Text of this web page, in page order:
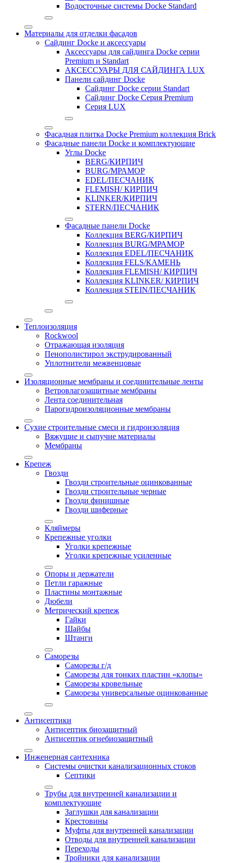
Водосточные системы Docke Standard
Материалы для отделки фасадов
Сайдинг Docke и аксессуары
Аксессуары для сайдинга Docke серии
Premium и Standart
АКСЕССУАРЫ ДЛЯ САЙДИНГА LUX
Панели сайдинг Docke
Cайдинг Docke серии Standart
Сайдинг Docke Серия Premium
Серия LUX
Фасадная плитка Docke Premium коллекция Brick
Фасадные панели Docke и комплектующие
Углы Docke
BERG/КИРПИЧ
BURG/МРАМОР
EDEL/ПЕСЧАНИК
FLEMISH/ КИРПИЧ
KLINKER/КИРПИЧ
STERN/ПЕСЧАНИК
Фасадные панели Docke
Коллекция BERG/КИРПИЧ
Коллекция BURG/МРАМОР
Коллекция EDEL/ПЕСЧАНИК
Коллекция FELS/КАМЕНЬ
Коллекция FLEMISH/ КИРПИЧ
Коллекция KLINKER/ КИРПИЧ
Коллекция STEIN/ПЕСЧАНИК
Теплоизоляция
Rockwool
Отражающая изоляция
Пенополистирол экструдированный
Уплотнители межвенцовые
Изоляционные мембраны и соединительные ленты
Ветровлагозащитные мембраны
Лента соединительная
Парогидроизоляционные мембраны
Сухие строительные смеси и гидроизоляция
Вяжущие и сыпучие материалы
Мембраны
Крепеж
Гвозди
Гвозди строительные оцинкованные
Гвозди строительные черные
Гвозди финишные
Гвозди шиферные
Кляймеры
Крепежные уголки
Уголки крепежные
Уголки крепежные усиленные
Опоры и держатели
Петли гаражные
Пластины монтажные
Дюбели
Метрический крепеж
Гайки
Шайбы
Штанги
Саморезы
Саморезы г/д
Саморезы для тонких пластин «клопы»
Саморезы кровельные
Саморезы универсальные оцинкованные
Антисептики
Антисептик биозащитный
Антисептик огнебиозащитный
Инженерная сантехника
Системы очистки канализационных стоков
Септики
Трубы для внутренней канализации и
комплектующие
Заглушки для канализации
Крестовины
Муфты для внутренней канализации
Отводы для внутренней канализации
Переходы
Тройники для канализации